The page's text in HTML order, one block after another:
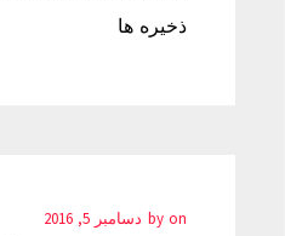
ذخیره ها
by on دسامبر 5, 2016